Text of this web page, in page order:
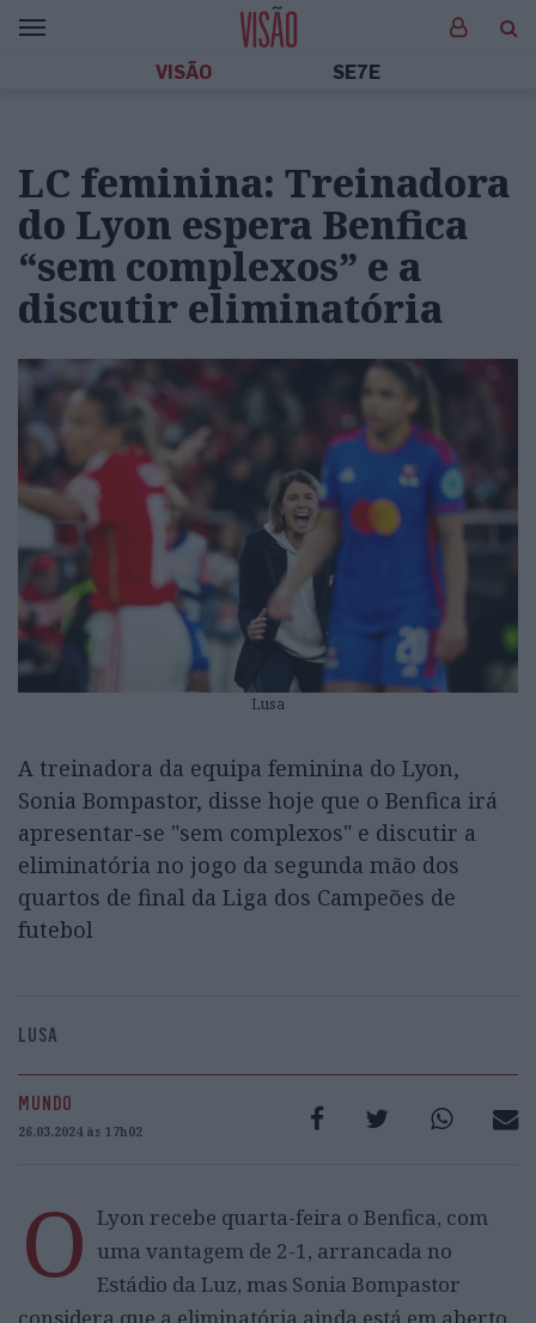
VISÃO SE7E
LC feminina: Treinadora
do Lyon espera Benfica
“sem complexos” e a
discutir eliminatória
Lusa
A treinadora da equipa feminina do Lyon,
Sonia Bompastor, disse hoje que o Benfica irá
apresentar-se "sem complexos" e discutir a
eliminatória no jogo da segunda mão dos
quartos de final da Liga dos Campeões de
futebol
LUSA
MUNDO
26.03.2024 às 17h02
O Lyon recebe quarta-feira o Benfica, com
uma vantagem de 2-1, arrancada no
Estádio da Luz, mas Sonia Bompastor
considera que a eliminatória ainda está em aberto